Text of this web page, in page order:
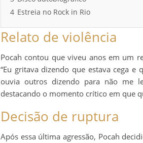
4 Estreia no Rock in Rio
Relato de violência
Pocah contou que viveu anos em um
“Eu gritava dizendo que estava cega
ouvia outros dizendo para não me
destacando o momento crítico em que
Decisão de ruptura
Após essa última agressão, Pocah